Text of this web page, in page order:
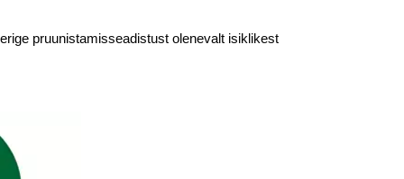
pruunistamisseadistust olenevalt isiklikest